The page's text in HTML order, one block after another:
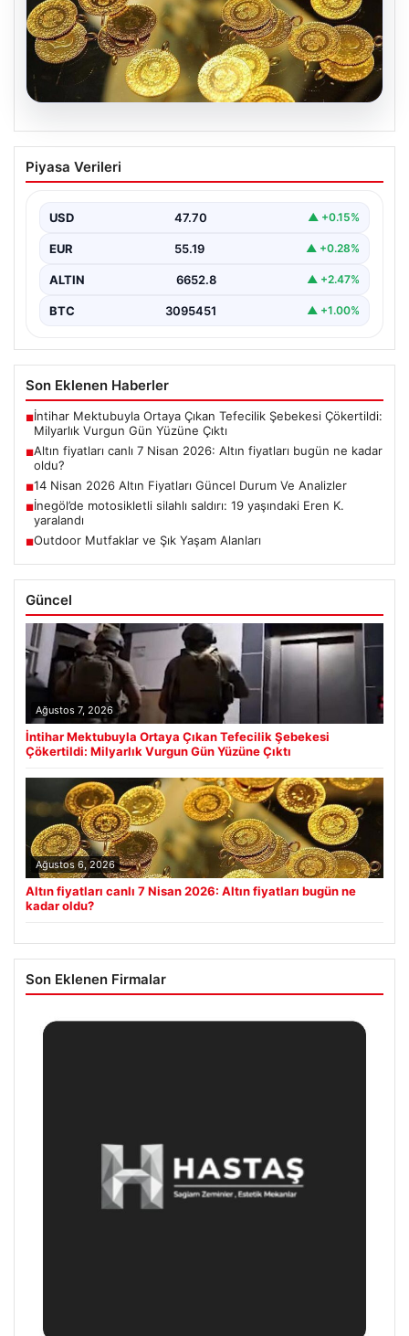
Altın fiyatları canlı 7 Nisan 2026: Altın
fiyatları bugün ne kadar oldu?
Piyasa Verileri
USD 47.70 ▲ +0.15%
EUR 55.19 ▲ +0.28%
ALTIN 6652.8 ▲ +2.47%
BTC 3095451 ▲ +1.00%
Son Eklenen Haberler
■İntihar Mektubuyla Ortaya Çıkan Tefecilik Şebekesi Çökertildi:
Milyarlık Vurgun Gün Yüzüne Çıktı
■Altın fiyatları canlı 7 Nisan 2026: Altın fiyatları bugün ne kadar
oldu?
■14 Nisan 2026 Altın Fiyatları Güncel Durum Ve Analizler
■İnegöl’de motosikletli silahlı saldırı: 19 yaşındaki Eren K.
yaralandı
■Outdoor Mutfaklar ve Şık Yaşam Alanları
Güncel
Ağustos 7, 2026
İntihar Mektubuyla Ortaya Çıkan Tefecilik Şebekesi
Çökertildi: Milyarlık Vurgun Gün Yüzüne Çıktı
Ağustos 6, 2026
Altın fiyatları canlı 7 Nisan 2026: Altın fiyatları bugün ne
kadar oldu?
Son Eklenen Firmalar